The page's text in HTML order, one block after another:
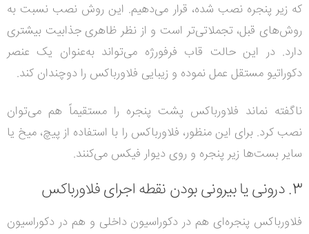
که زیر پنجره نصب شده، قرار می‌دهیم. این روش نصب نسبت به
روش‌های قبل، تجملاتی‌تر است و از نظر ظاهری جذابیت بیشتری
دارد. در این حالت قاب فرفورژه می‌تواند به‌عنوان یک عنصر
دکوراتیو مستقل عمل نموده و زیبایی فلاورباکس را دوچندان کند.
ناگفته نماند فلاورباکس پشت پنجره را مستقیماً هم می‌توان
نصب کرد. برای این منظور، فلاورباکس را با استفاده از پیچ، میخ یا
سایر بست‌ها زیر پنجره و روی دیوار فیکس می‌کنند.
3. درونی یا بیرونی بودن نقطه اجرای فلاورباکس
فلاورباکس پنجره‌ای هم در دکوراسیون داخلی و هم در دکوراسیون